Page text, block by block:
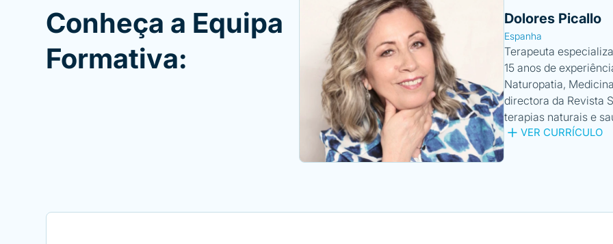
Conheça a Equipa
Formativa:
Dolores Picallo
Espanha
Terapeuta
15 anos de
Naturopatia,
directora da Revista
terapias naturais e
VER CURRÍCULO